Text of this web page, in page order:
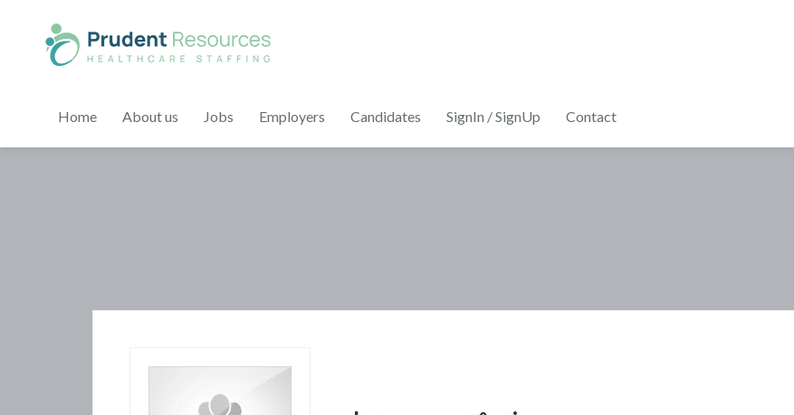
Home About us Jobs Employers Candidates SignIn / SignUp Contact